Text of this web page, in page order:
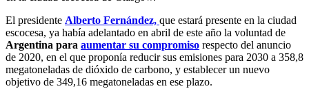
El presidente Alberto Fernández, que estará presente en la ciudad
escocesa, ya había adelantado en abril de este año la voluntad de
Argentina para aumentar su compromiso respecto del anuncio
de 2020, en el que proponía reducir sus emisiones para 2030 a 358,8
megatoneladas de dióxido de carbono, y establecer un nuevo
objetivo de 349,16 megatoneladas en ese plazo.